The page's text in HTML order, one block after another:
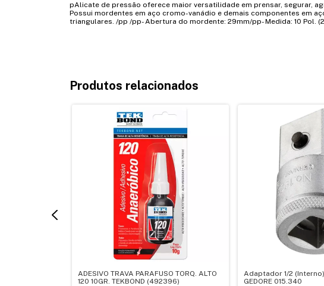
pAlicate de pressão oferece maior versatilidade em prensar, segurar,
Possui mordentes em aço cromo-vanádio e demais componentes em
triangulares. /pp /pp- Abertura do mordente: 29mm/pp- Medida: 10 Pol.
Produtos relacionados
ADESIVO TRAVA PARAFUSO TORQ. ALTO
120 10GR. TEKBOND (492396)
Adaptador 1/2
GEDORE 015.340